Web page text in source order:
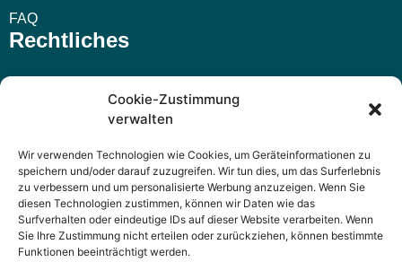
Cookie-Zustimmung
verwalten
Wir verwenden Technologien wie Cookies, um Geräteinformationen zu
speichern und/oder darauf zuzugreifen. Wir tun dies, um das Surferlebnis
zu verbessern und um personalisierte Werbung anzuzeigen. Wenn Sie
diesen Technologien zustimmen, können wir Daten wie das
Surfverhalten oder eindeutige IDs auf dieser Website verarbeiten. Wenn
Sie Ihre Zustimmung nicht erteilen oder zurückziehen, können bestimmte
Funktionen beeinträchtigt werden.
FAQ
Rechtliches
Widerrufsbelehrung
Datenschutzerklärung